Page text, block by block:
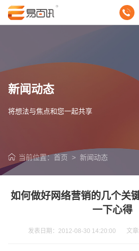
新闻动态
将想法与焦点和您一起共享
当前位置： 首页 > 新闻动态
如何做好网络营销的几个关
一下心得
发表日期：2012-08-30 14:20:00 文